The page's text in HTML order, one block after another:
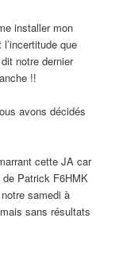
installer mon
que
notre dernier
!!
avons décidés
cette JA car
Patrick F6HMK
samedi à
sans résultats